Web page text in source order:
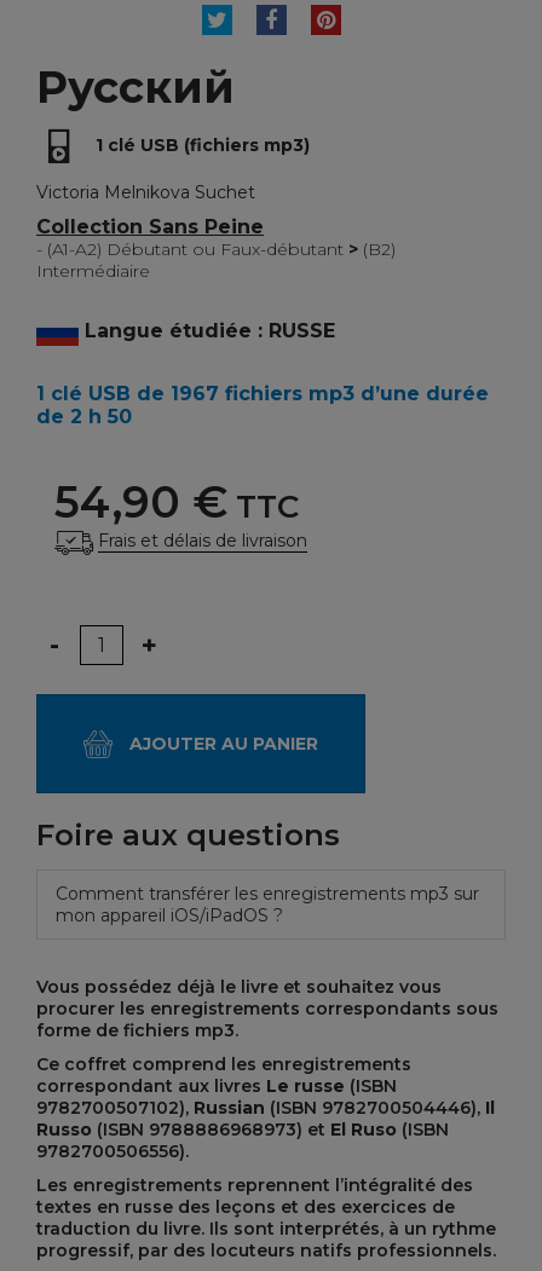
TWEETPARTAGERPINTEREST
Русский
1 clé USB (fichiers mp3)
Victoria Melnikova Suchet
Collection Sans Peine
- (A1-A2) Débutant ou Faux-débutant > (B2)
Intermédiaire
Langue étudiée : RUSSE
1 clé USB de 1967 fichiers mp3 d’une durée
de 2 h 50
54,90 € TTC
Frais et délais de livraison
Quantité
- +
AJOUTER AU PANIER
Foire aux questions
Comment transférer les enregistrements mp3 sur
mon appareil iOS/iPadOS ?
Vous possédez déjà le livre et souhaitez vous
procurer les enregistrements correspondants sous
forme de fichiers mp3.
Ce coffret comprend les enregistrements
correspondant aux livres Le russe (ISBN
9782700507102), Russian (ISBN 9782700504446), Il
Russo (ISBN 9788886968973) et El Ruso (ISBN
9782700506556).
Les enregistrements reprennent l’intégralité des
textes en russe des leçons et des exercices de
traduction du livre. Ils sont interprétés, à un rythme
progressif, par des locuteurs natifs professionnels.